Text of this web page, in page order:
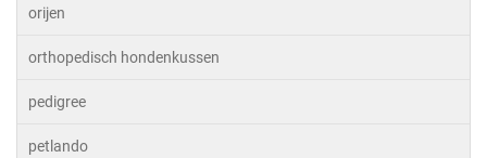
orijen
orthopedisch hondenkussen
pedigree
petlando